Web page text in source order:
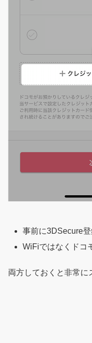
事前に3DSecure
WiFiではなくドコ
両方しておくと非常に